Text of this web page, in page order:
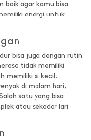
baik agar kamu bisa
energi untuk
bisa juga dengan rutin
tidak memiliki
memiliki si kecil.
di malam hari,
satu yang bisa
atau sekadar lari